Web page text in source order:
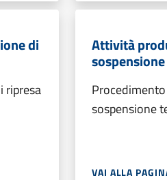
di
ripresa
Attività
sospensione
VAI ALLA